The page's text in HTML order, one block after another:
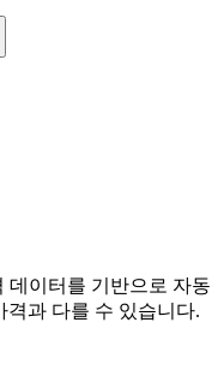
데이터를 기반으로 자동
과 다를 수 있습니다.